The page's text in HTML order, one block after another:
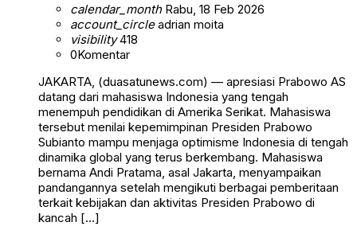
calendar_monthRabu, 18 Feb 2026
account_circleadrian moita
visibility418
0Komentar
JAKARTA, (duasatunews.com) — apresiasi Prabowo AS
datang dari mahasiswa Indonesia yang tengah
menempuh pendidikan di Amerika Serikat. Mahasiswa
tersebut menilai kepemimpinan Presiden Prabowo
Subianto mampu menjaga optimisme Indonesia di tengah
dinamika global yang terus berkembang. Mahasiswa
bernama Andi Pratama, asal Jakarta, menyampaikan
pandangannya setelah mengikuti berbagai pemberitaan
terkait kebijakan dan aktivitas Presiden Prabowo di
kancah […]